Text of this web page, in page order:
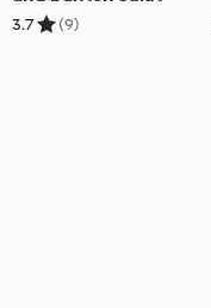
3.7 (9)